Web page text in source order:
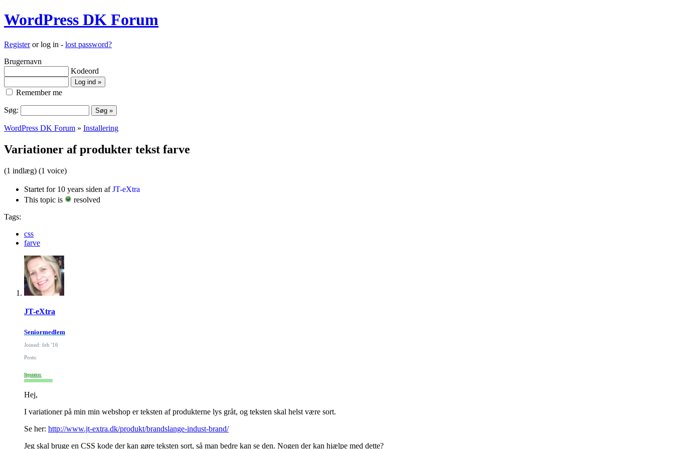
WordPress DK Forum
Registeror log in - lost password?
Brugernavn
Kodeord
Remember me
Søg:
WordPress DK Forum » Installering
Variationer af produkter tekst farve
(1 indlæg) (1 voice)
Startet for 10 years siden afJT-eXtra
This topic is
resolved
Tags:
css
farve
JT-eXtra
Seniormedlem
Joined: feb '16
Posts:
Reputation:
Hej,
I variationer på min min webshop er teksten af produkterne lys gråt, og teksten skal helst være sort.
Se her: http://www.jt-extra.dk/produkt/brandslange-indust-brand/
Jeg skal bruge en CSS kode der kan gøre teksten sort, så man bedre kan se den. Nogen der kan hjælpe med dette?